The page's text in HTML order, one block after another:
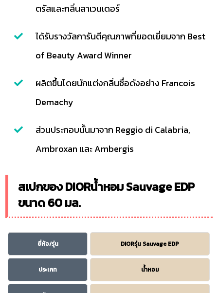
ตรัสและกลิ่นลาเวนเดอร์
ได้รับรางวัลการันตีคุณภาพที่ยอดเยี่ยมจาก Best
of Beauty Award Winner
ผลิตขึ้นโดยนักแต่งกลิ่นชื่อดังอย่าง Francois
Demachy
ส่วนประกอบนั้นมาจาก Reggio di Calabria,
Ambroxan และ Ambergis
สเปกของ DIORน้ำหอม Sauvage EDP
ขนาด 60 มล.
ยี่ห้อ/รุ่น DIORรุ่น Sauvage EDP
ประเภท น้ำหอม